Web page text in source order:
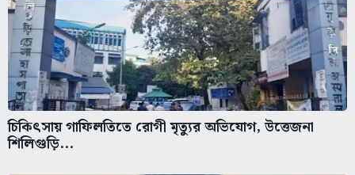
চিকিৎসায় গাফিলতিতে রোগী মৃত্যুর অভিযোগ, উত্তেজনা
শিলিগুড়ি...